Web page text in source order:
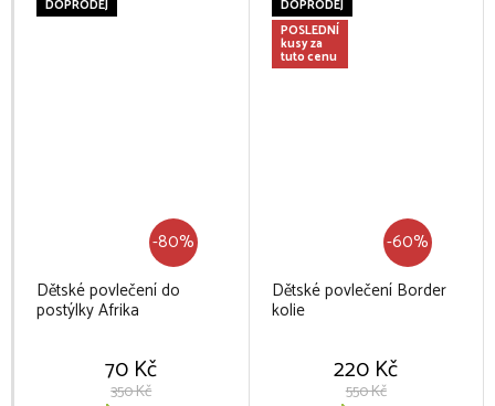
DOPRODEJ
-80%
Dětské povlečení do
postýlky Afrika
70 Kč
350 Kč
DOPRODEJ
POSLEDNÍ
kusy za
tuto cenu
-60%
Dětské povlečení Border
kolie
220 Kč
550 Kč